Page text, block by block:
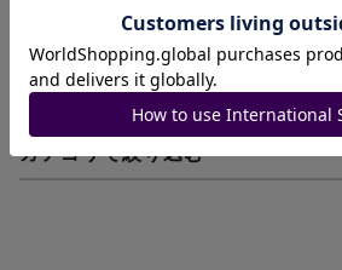
絞り込み
カテゴリで絞り込む